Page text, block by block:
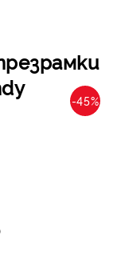
-45%